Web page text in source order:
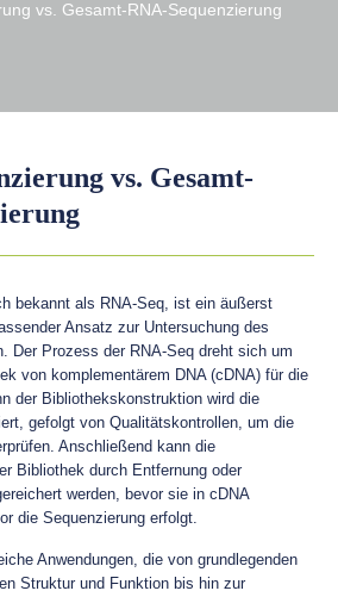
vs. Gesamt-RNA-Sequenzierung
vs. Gesamt-
bekannt als RNA-Seq, ist ein äußerst
Ansatz zur Untersuchung des
Der Prozess der RNA-Seq dreht sich um
von komplementärem DNA (cDNA) für die
der Bibliothekskonstruktion wird die
gefolgt von Qualitätskontrollen, um die
Anschließend kann die
Bibliothek durch Entfernung oder
werden, bevor sie in cDNA
die Sequenzierung erfolgt.
Anwendungen, die von grundlegenden
Struktur und Funktion bis hin zur